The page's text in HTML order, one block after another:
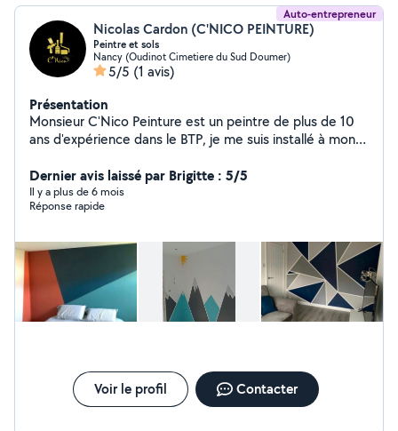
Auto-entrepreneur
Nicolas Cardon (C'NICO PEINTURE)
Peintre et sols
Nancy (Oudinot Cimetiere du Sud Doumer)
5/5 (1 avis)
Présentation
Monsieur C'Nico Peinture est un peintre de plus de 10
ans d'expérience dans le BTP, je me suis installé à mon
Vous devez refaire les peintures de vos murs et plafonds
car celles-ci sont un peu vieilles, demandez un devis
gratuit à l'entreprise qui vous répondra rapidement et
qu'il s'agisse d'une maison d'un appartement, de
bureaux, d'un commerce ou de locaux professionnels.
Cette entreprise répondra aussi à vos demande de
devis pour l'installation de papier peint ou de toile de
verre. De plus en étant spécialiste des travaux de
commune ou région. Ce professionnel pourra donc aussi
intervenir pour vos travaux ou décorative,je vous
conseillerais sur votre projet et vous aidera à choisir le
Dernier avis laissé par Brigitte : 5/5
Il y a plus de 6 mois
Réponse rapide
Voir le profil Contacter